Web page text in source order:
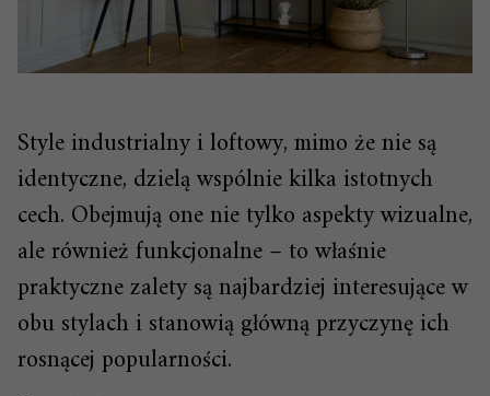
Style industrialny i loftowy, mimo że nie są
identyczne, dzielą wspólnie kilka istotnych
cech. Obejmują one nie tylko aspekty wizualne,
ale również funkcjonalne – to właśnie
praktyczne zalety są najbardziej interesujące w
obu stylach i stanowią główną przyczynę ich
rosnącej popularności.